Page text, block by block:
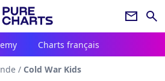
newsletter search
Charts français
/ Cold War Kids